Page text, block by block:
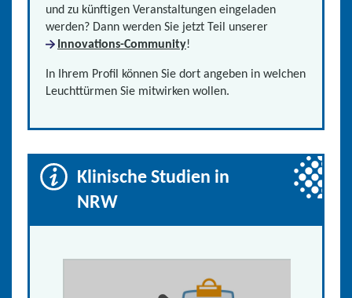
und zu künftigen Veranstaltungen eingeladen
werden? Dann werden Sie jetzt Teil unserer
Innovations-Community!
In Ihrem Profil können Sie dort angeben in welchen
Leuchttürmen Sie mitwirken wollen.
Klinische Studien in
NRW